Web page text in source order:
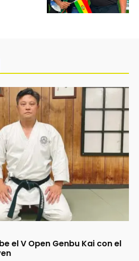
el V Open Genbu Kai con el